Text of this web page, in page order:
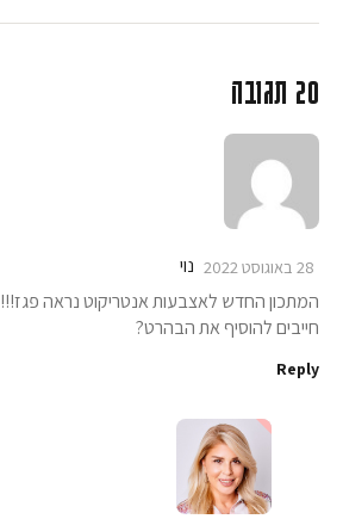
20 תגובה
נוי 28 באוגוסט 2022
המתכון החדש לאצבעות אנטריקוט נראה פגז!!!
חייבים להוסיף את הבהרט?
Reply